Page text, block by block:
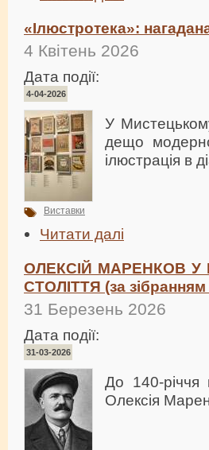
«Ілюстротека»:
4 Квітень 2026
Дата події:
4-04-2026
У
дещо
ілюстрація в
Виставки
Читати далі
ОЛЕКСІЙ МАРЕНКОВ У
СТОЛІТТЯ (за
31 Березень 2026
Дата події:
31-03-2026
До 140-річчя
Олексія